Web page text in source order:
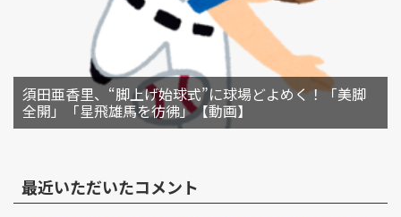
須田亜香里、“脚上げ始球式”に球場どよめく！「美脚
全開」「星飛雄馬を彷彿」【動画】
最近いただいたコメント